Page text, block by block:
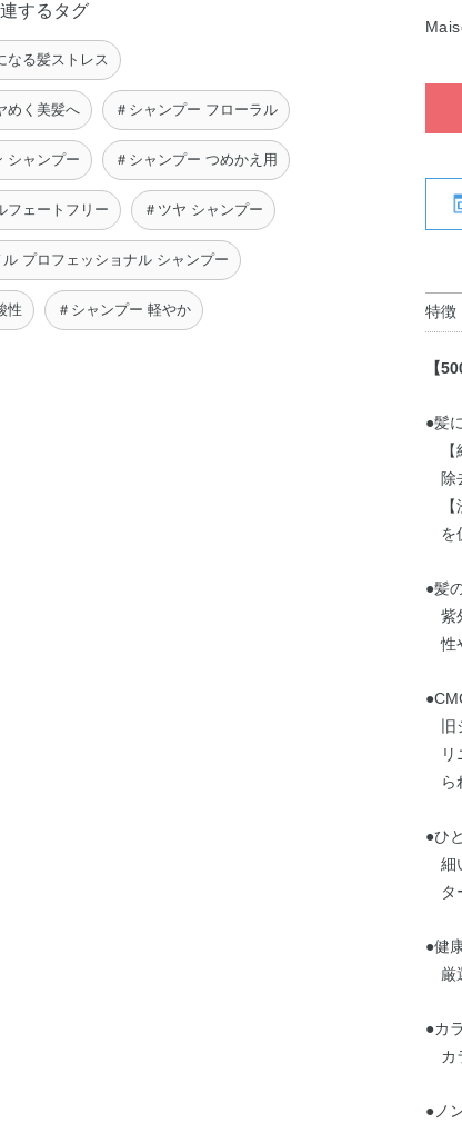
するタグ
なる髪ストレス
めく美髪へ ＃シャンプー フローラル
シャンプー ＃シャンプー つめかえ用
フェートフリー ＃ツヤ シャンプー
ル プロフェッショナル シャンプー
性 ＃シャンプー 軽やか 特徴
【
●髪
除
を
●髪
紫
性
ら
●ひ
細
タ
●健
厳
●カ
カ
●ノ